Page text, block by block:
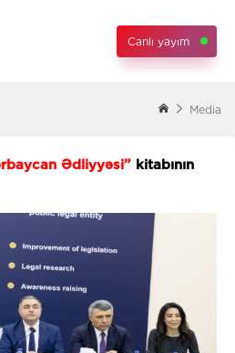
Canlı yayım
Media
Ədliyyəsi” kitabının